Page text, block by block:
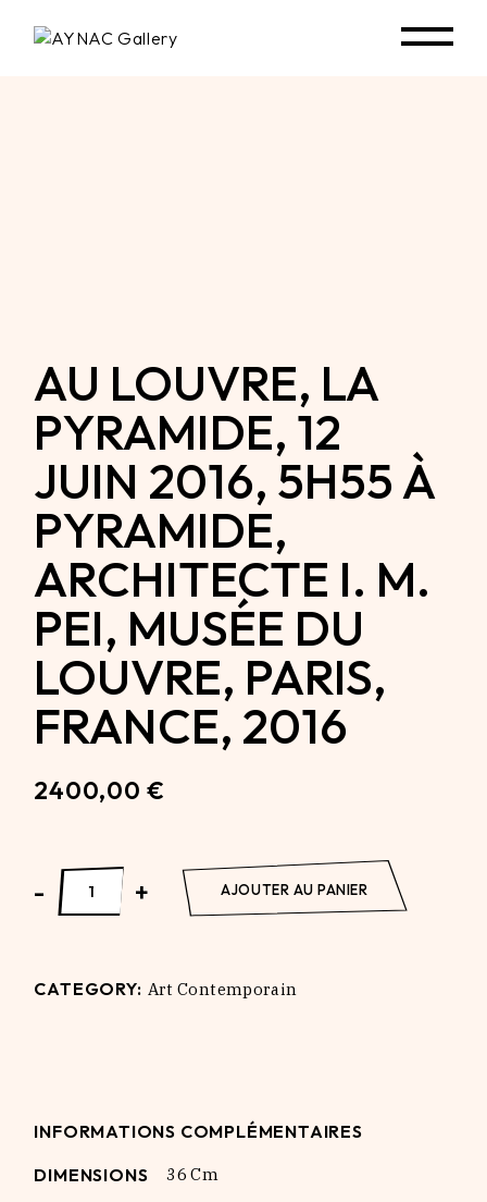
AU LOUVRE, LA
PYRAMIDE, 12
JUIN 2016, 5H55 À
PYRAMIDE,
ARCHITECTE I. M.
PEI, MUSÉE DU
LOUVRE, PARIS,
FRANCE, 2016
2400,00 €
Au Louvre, La Pyramide, 12 Juin 2016, 5H55 à
- + AJOUTER AU PANIER
CATEGORY: Art Contemporain
INFORMATIONS COMPLÉMENTAIRES
DIMENSIONS
36 Cm